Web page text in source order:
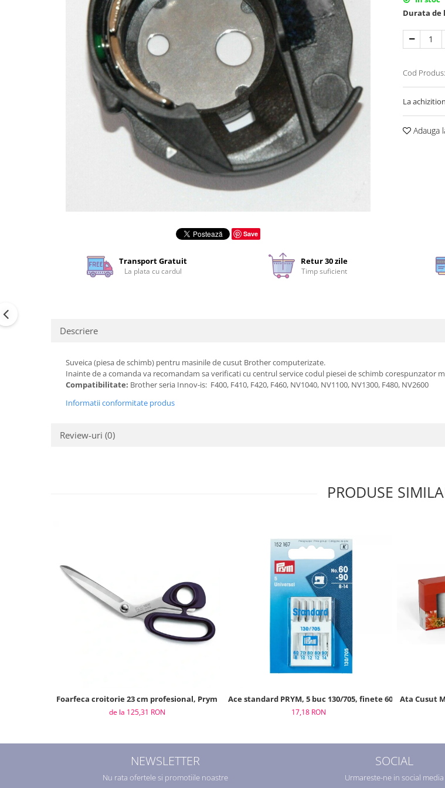
Save
Durata de
Cod Produs:
La
Adauga
Transport Gratuit
La plata cu cardul
Retur 30 zile
Timp suficient
Descriere
Suveica (piesa de schimb) pentru masinile de cusut Brother computerizate.
Inainte de a comanda va recomandam sa verificati cu centrul service codul piesei de schimb corespunzator
Compatibilitate: Brother seria Innov-is: F400, F410, F420, F460, NV1040, NV1100, NV1300, F480, NV2600
Informatii conformitate produs
Review-uri (0)
PRODUSE
Foarfeca croitorie 23 cm profesional, Prym
de la 125,31 RON
Ace standard PRYM, 5 buc 130/705, finete 60 - 90
17,18 RON
Ata Cusut
NEWSLETTER
Nu rata ofertele si promotiile noastre
SOCIAL
Urmareste-ne in social media